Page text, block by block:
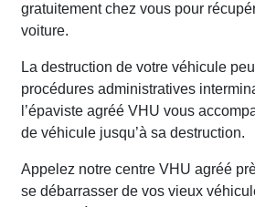
gratuitement chez vous pour
voiture.
La destruction de votre véhicule
procédures administratives
l’épaviste agréé VHU vous
de véhicule jusqu’à sa destruction.
Appelez notre centre VHU agréé
se débarrasser de vos vieux